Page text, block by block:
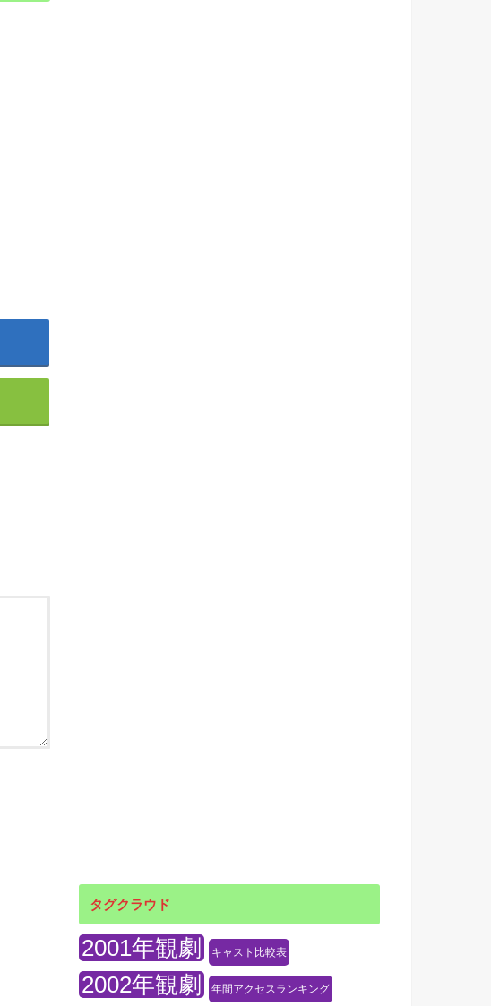
タグクラウド
2001年観劇 キャスト比較表
2002年観劇 年間アクセスランキング